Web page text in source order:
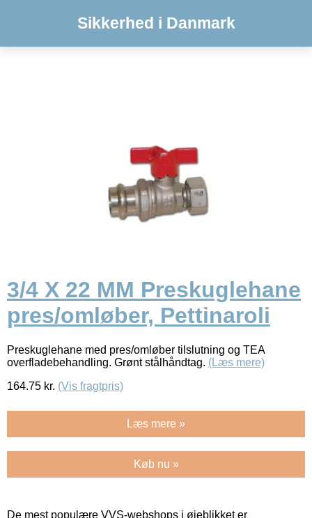
Sikkerhed i Danmark
3/4 X 22 MM Preskuglehane
pres/omløber, Pettinaroli
Preskuglehane med pres/omløber tilslutning og TEA
overfladebehandling. Grønt stålhåndtag. (Læs mere)
164.75 kr. (Vis fragtpris)
Læs mere »
Køb nu »
De mest populære VVS-webshops i øjeblikket er